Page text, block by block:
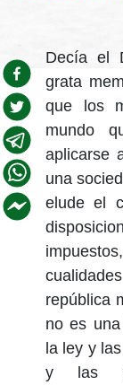
Decía el
grata
que los
mundo
aplicarse
una
elude el
república
no es
la ley y
y las